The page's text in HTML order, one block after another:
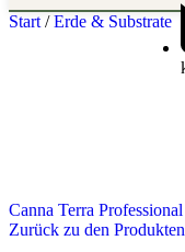
Start / Erde & Substrate
Canna Terra
Zurück zu den Produkten